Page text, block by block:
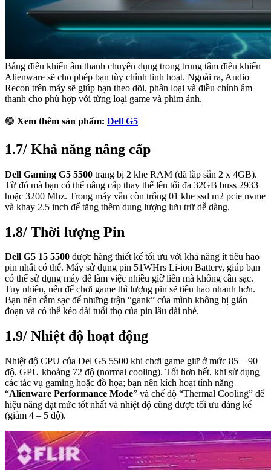
Bảng điều khiển âm thanh chuyên dụng trong trung tâm điều khiển
Alienware sẽ cho phép bạn tùy chỉnh linh hoạt. Ngoài ra, Audio
Recon trên máy sẽ giúp bạn theo dõi, phân loại và điều chỉnh âm
thanh cho phù hợp với từng loại game và phim ảnh.
🟢 Xem thêm sản phẩm: Dell G5
1.7/ Khả năng nâng cấp
Dell Gaming G5 5500 trang bị 2 khe RAM (đã lắp sẵn 2 x 4GB).
Từ đó mà bạn có thể nâng cấp thay thế lên tối đa 32GB buss 2933
hoặc 3200 Mhz. Trong máy vẫn còn trống 01 khe ssd m2 pcie nvme
và khay 2.5 inch để tăng thêm dung lượng lưu trữ dễ dàng.
1.8/ Thời lượng Pin
Dell G5 15 5500 được hãng thiết kế tối ưu với khả năng ít tiêu hao
pin nhất có thể. Máy sử dụng pin 51WHrs Li-ion Battery, giúp bạn
có thể sử dụng máy để làm việc nhiều giờ liền mà không cần sạc.
Tuy nhiên, nếu để chơi game thì lượng pin sẽ tiêu hao nhanh hơn.
Bạn nên cắm sạc để những trận “gank” của mình không bị gián
đoạn và có thể kéo dài tuổi thọ của pin lâu dài nhé.
1.9/ Nhiệt độ hoạt động
Nhiệt độ CPU của Del G5 5500 khi chơi game giữ ở mức 85 – 90
độ, GPU khoảng 72 độ (normal cooling). Tốt hơn hết, khi sử dụng
các tác vụ gaming hoặc đồ họa; bạn nên kích hoạt tính năng
“Alienware Performance Mode” và chế độ “Thermal Cooling” để
hiệu năng đạt mức tốt nhất và nhiệt độ cũng được tối ưu đáng kể
(giảm 4 – 5 độ).